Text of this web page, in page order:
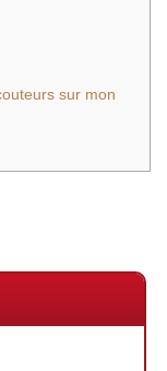
sur mon